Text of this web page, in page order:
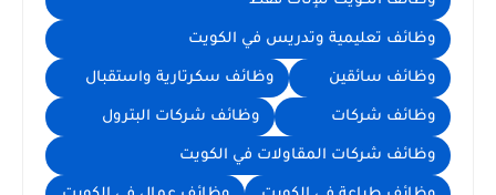
وظائف تعليمية وتدريس في الكويت
وظائف سائقين وظائف سكرتارية واستقبال
وظائف شركات وظائف شركات البترول
وظائف شركات المقاولات في الكويت